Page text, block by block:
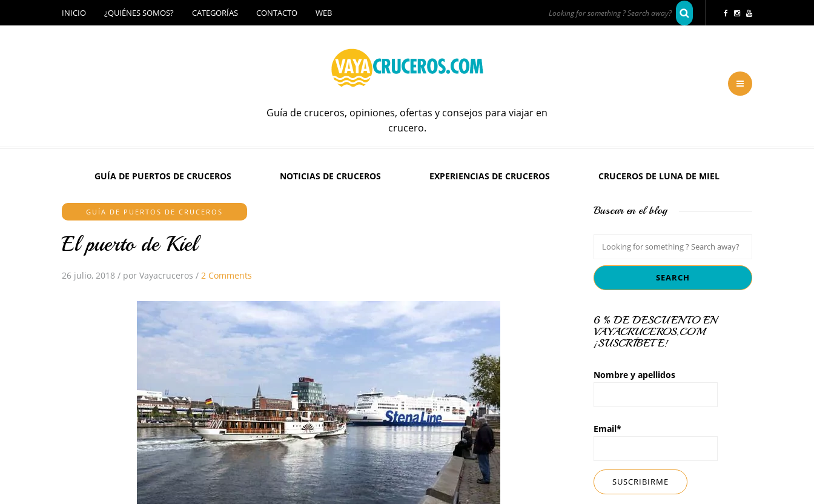
INICIO ¿QUIÉNES SOMOS? CATEGORÍAS CONTACTO WEB
Guía de cruceros, opiniones, ofertas y consejos para viajar en
crucero.
GUÍA DE PUERTOS DE CRUCEROS NOTICIAS DE CRUCEROS EXPERIENCIAS DE CRUCEROS CRUCEROS DE LUNA DE MIEL
GUÍA DE PUERTOS DE CRUCEROS
El puerto de Kiel
26 julio, 2018 / por Vayacruceros / 2 Comments
Buscar en el blog
6 % DE DESCUENTO EN
VAYACRUCEROS.COM
¡SUSCRÍBETE!
Nombre y apellidos
Email*